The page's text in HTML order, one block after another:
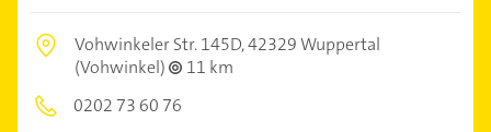
Vohwinkeler Str. 145D,42329 Wuppertal
(Vohwinkel)
11 km
0202 73 60 76